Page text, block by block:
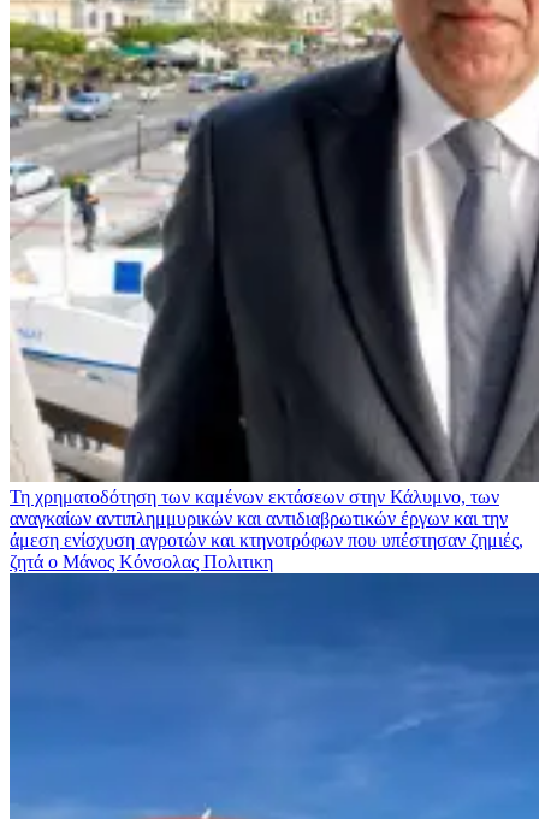
Τη χρηματοδότηση των καμένων εκτάσεων στην Κάλυμνο, των
αναγκαίων αντιπλημμυρικών και αντιδιαβρωτικών έργων και την
άμεση ενίσχυση αγροτών και κτηνοτρόφων που υπέστησαν ζημιές,
ζητά ο Μάνος Κόνσολας Πολιτικη